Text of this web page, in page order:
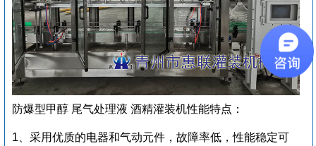
防爆型甲醇 尾气处理液 酒精灌装机性能特点：
1、采用优质的电器和气动元件，故障率低，性能稳定可